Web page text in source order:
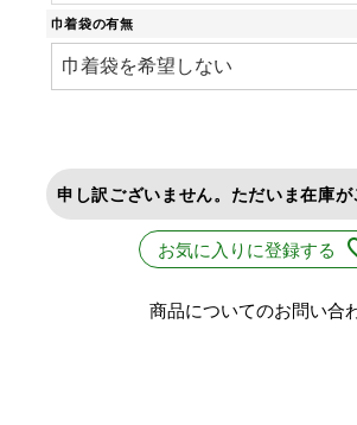
巾着袋の有無
申し訳ございません。ただいま在庫が
お気に入りに登録する
商品についてのお問い合